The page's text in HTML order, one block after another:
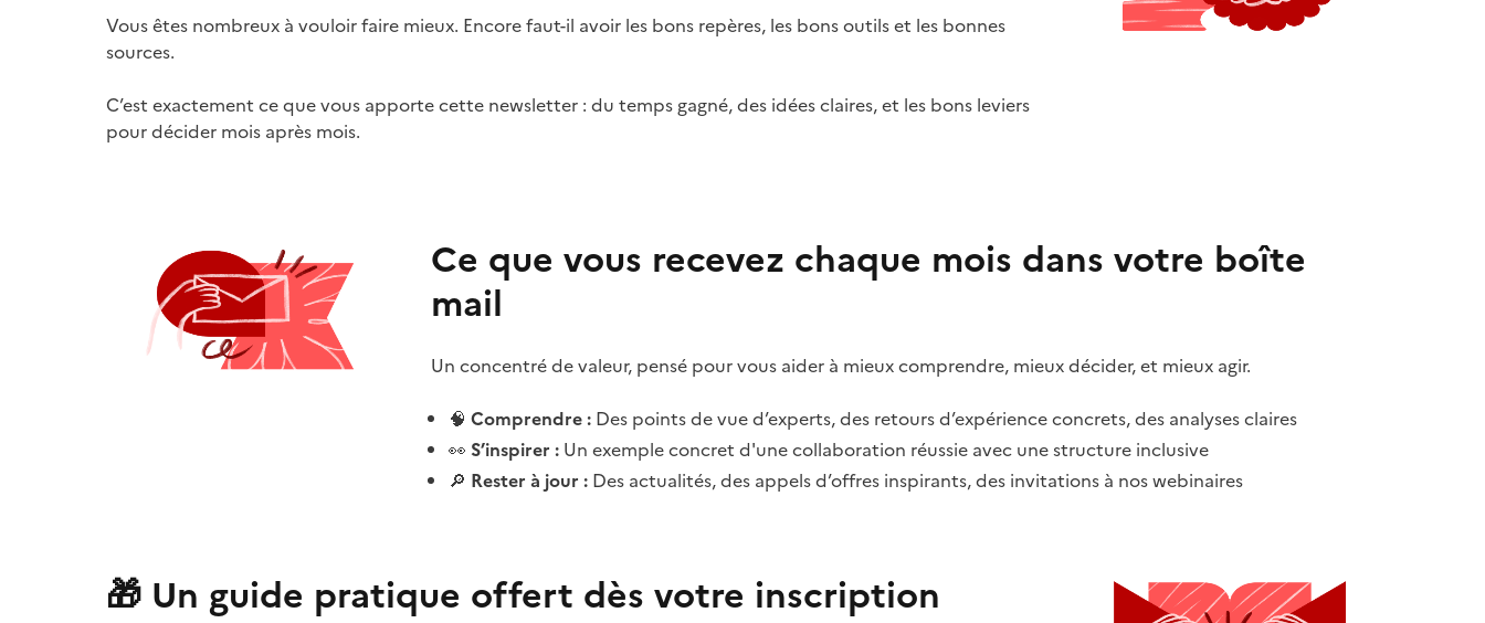
Vous êtes nombreux à vouloir faire mieux. Encore faut-il avoir les bons repères, les bons outils et les bonnes
sources.
C’est exactement ce que vous apporte cette newsletter : du temps gagné, des idées claires, et les bons leviers
pour décider mois après mois.
Ce que vous recevez chaque mois dans votre boîte
mail
Un concentré de valeur, pensé pour vous aider à mieux comprendre, mieux décider, et mieux agir.
🧠 Comprendre : Des points de vue d’experts, des retours d’expérience concrets, des analyses claires
👀 S’inspirer : Un exemple concret d'une collaboration réussie avec une structure inclusive
🔎 Rester à jour : Des actualités, des appels d’offres inspirants, des invitations à nos webinaires
🎁 Un guide pratique offert dès votre inscription